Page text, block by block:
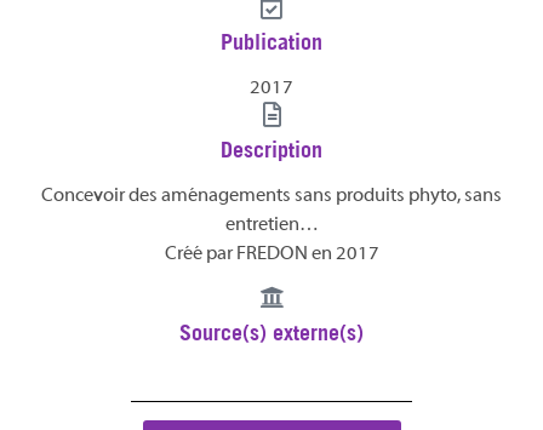
Publication
2017
Description
Concevoir des aménagements sans produits phyto, sans
entretien…
Créé par FREDON en 2017
Source(s) externe(s)